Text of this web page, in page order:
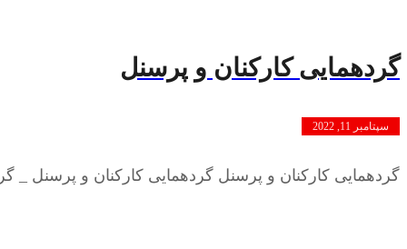
گردهمایی کارکنان و پرسنل
سپتامبر 11, 2022
گردهمایی کارکنان و پرسنل گردهمایی کارکنان و پرسنل _